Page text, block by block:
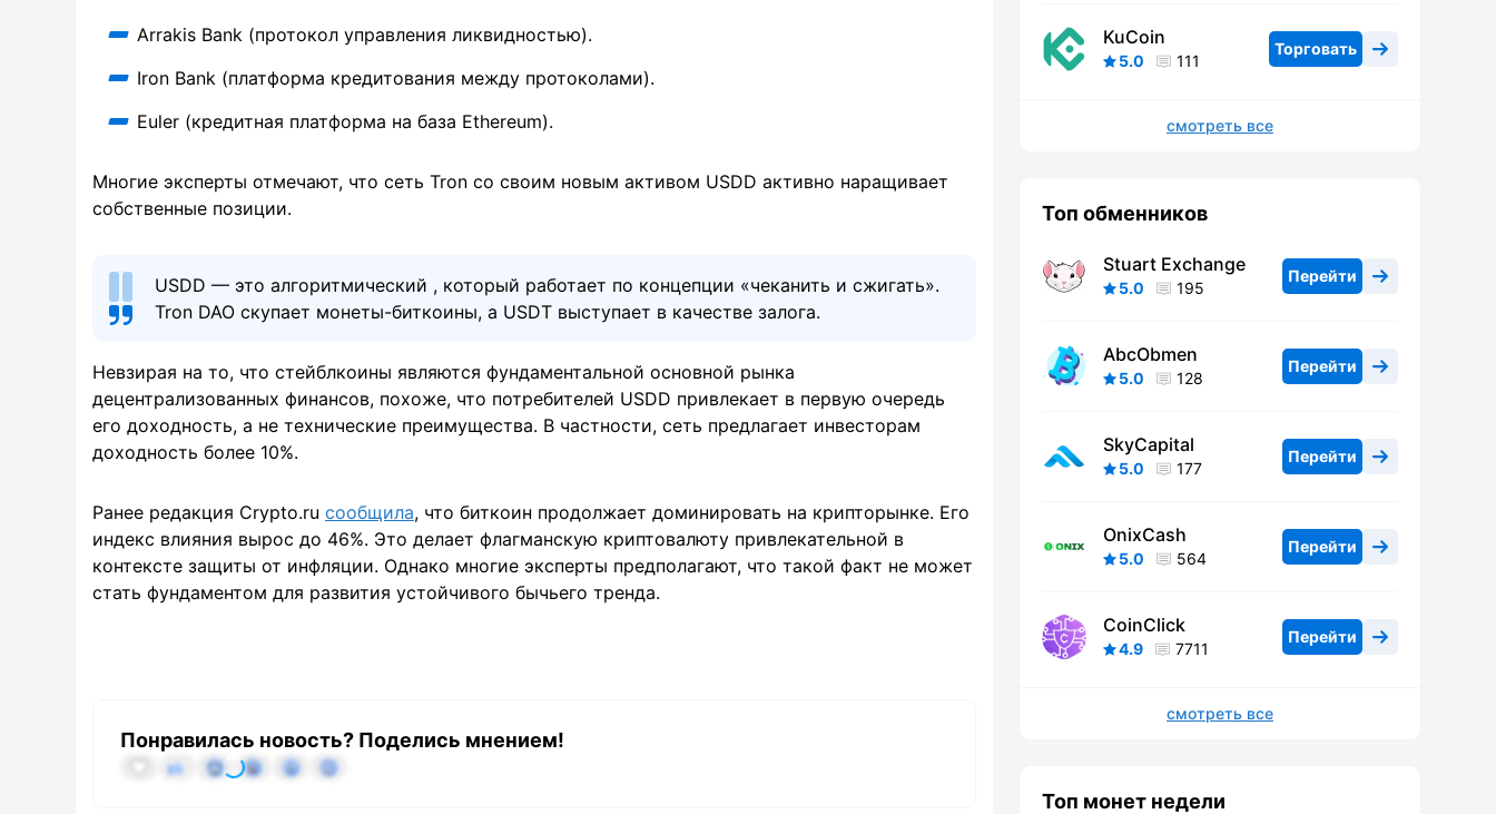
Arrakis Bank (протокол управления ликвидностью).
Iron Bank (платформа кредитования между протоколами).
Euler (кредитная платформа на база Ethereum).
Многие эксперты отмечают, что сеть Tron со своим новым активом USDD активно наращивает
собственные позиции.
USDD — это алгоритмический , который работает по концепции «чеканить и сжигать».
Tron DAO скупает монеты-биткоины, а USDT выступает в качестве залога.
Невзирая на то, что стейблкоины являются фундаментальной основной рынка
децентрализованных финансов, похоже, что потребителей USDD привлекает в первую очередь
его доходность, а не технические преимущества. В частности, сеть предлагает инвесторам
доходность более 10%.
Ранее редакция Crypto.ru сообщила, что биткоин продолжает доминировать на крипторынке. Его
индекс влияния вырос до 46%. Это делает флагманскую криптовалюту привлекательной в
контексте защиты от инфляции. Однако многие эксперты предполагают, что такой факт не может
стать фундаментом для развития устойчивого бычьего тренда.
Понравилась новость? Поделись мнением!
KuCoin
5.0 111
Торговать
смотреть все
Топ обменников
Stuart Exchange
5.0 195
Перейти
AbcObmen
5.0 128
Перейти
SkyCapital
5.0 177
Перейти
OnixCash
5.0 564
Перейти
CoinClick
4.9 7711
Перейти
смотреть все
Топ монет недели